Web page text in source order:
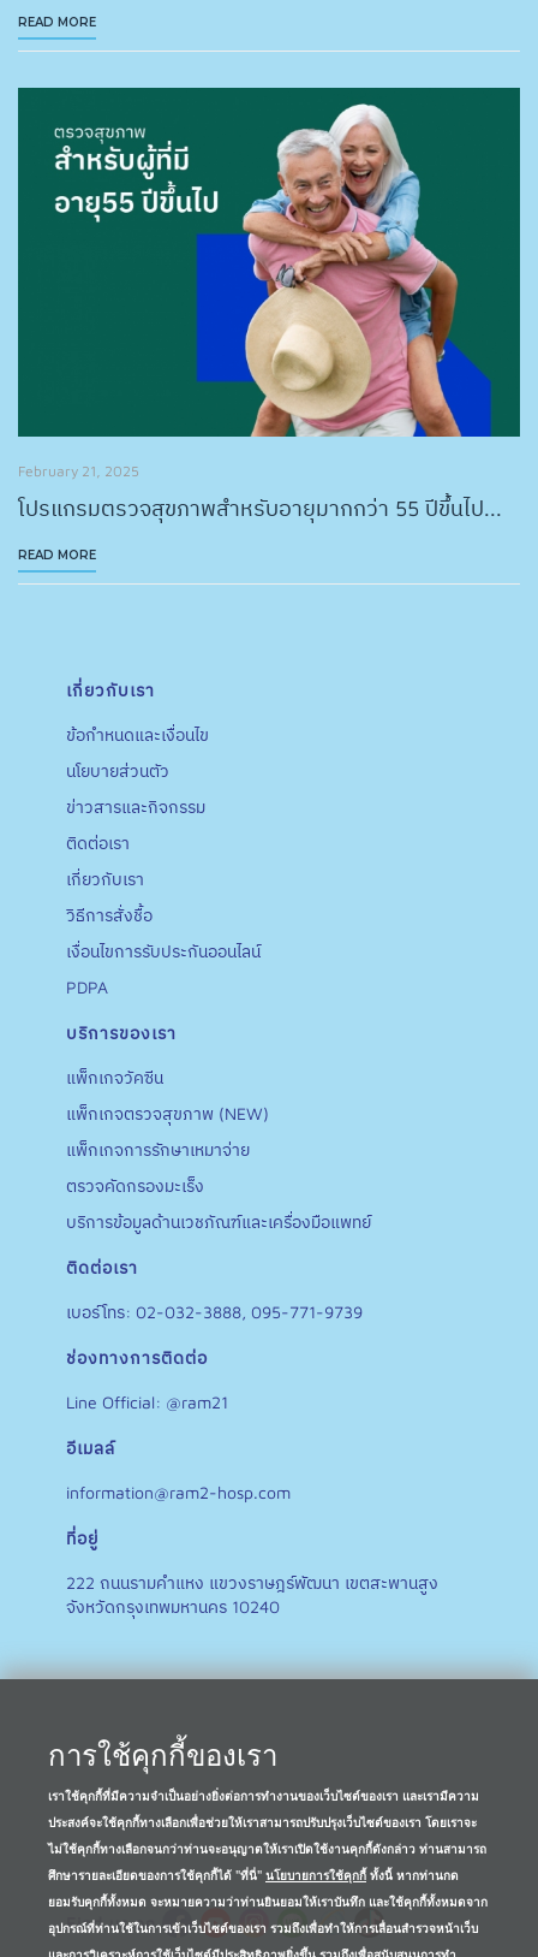
READ MORE
February 21, 2025
โปรแกรมตรวจสุขภาพสำหรับอายุมากกว่า 55 ปีขึ้นไป...
READ MORE
เกี่ยวกับเรา
ข้อกำหนดและเงื่อนไข
นโยบายส่วนตัว
ข่าวสารและกิจกรรม
ติดต่อเรา
เกี่ยวกับเรา
วิธีการสั่งชื้อ
เงื่อนไขการรับประกันออนไลน์
PDPA
บริการของเรา
แพ็กเกจวัคซีน
แพ็กเกจตรวจสุขภาพ (NEW)
แพ็กเกจการรักษาเหมาจ่าย
ตรวจคัดกรองมะเร็ง
บริการข้อมูลด้านเวชภัณฑ์และเครื่องมือแพทย์
ติดต่อเรา
เบอร์โทร: 02-032-3888, 095-771-9739
ช่องทางการติดต่อ
Line Official: @ram21
อีเมลล์
information@ram2-hosp.com
ที่อยู่
222 ถนนรามคำแหง แขวงราษฎร์พัฒนา เขตสะพานสูง
จังหวัดกรุงเทพมหานคร 10240
Find us on
การใช้คุกกี้ของเรา
เราใช้คุกกี้ที่มีความจำเป็นอย่างยิ่งต่อการทำงานของเว็บไซต์ของเรา และเรามีความ
ประสงค์จะใช้คุกกี้ทางเลือกเพื่อช่วยให้เราสามารถปรับปรุงเว็บไซต์ของเรา โดยเราจะ
ไม่ใช้คุกกี้ทางเลือกจนกว่าท่านจะอนุญาตให้เราเปิดใช้งานคุกกี้ดังกล่าว ท่านสามารถ
ศึกษารายละเอียดของการใช้คุกกี้ได้ "ที่นี่" นโยบายการใช้คุกกี้ ทั้งนี้ หากท่านกด
ยอมรับคุกกี้ทั้งหมด จะหมายความว่าท่านยินยอมให้เราบันทึก และใช้คุกกี้ทั้งหมดจาก
อุปกรณ์ที่ท่านใช้ในการเข้าเว็บไซต์ของเรา รวมถึงเพื่อทำให้การเลื่อนสำรวจหน้าเว็บ